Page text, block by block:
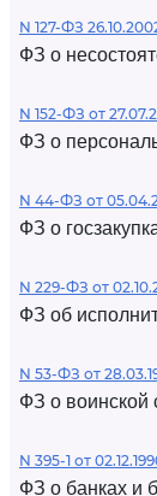
N 127-ФЗ
ФЗ о
N 152-ФЗ от
ФЗ о
N 44-ФЗ от
ФЗ о
N 229-ФЗ от
ФЗ об
N 53-ФЗ от
ФЗ о воинской
N 395-1 от
ФЗ о банках и